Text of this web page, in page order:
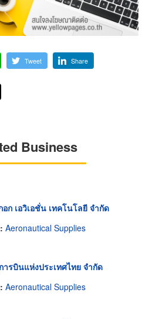
Tweet Share
Business
ก เอวิเอชั่น เทคโนโลยี จำกัด
Aeronautical Supplies
รบินแห่งประเทศไทย จำกัด
Aeronautical Supplies